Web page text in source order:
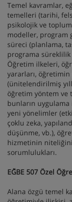
Temel kavramlar,
temelleri (tarihi,
psikolojik ve
modeller, program
süreci (planlama,
programa süreklilik
Öğretim ilkeleri,
yararları, öğretimin
(ünitelendirilmiş
öğretim yöntem ve
bunların
yeni yönelimler
çoklu zeka,
düşünme, vb.),
hizmetinin
sorumlulukları.
EĞBE 507 Özel
Alana özgü temel